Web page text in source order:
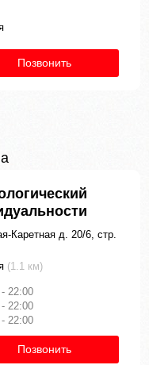
Позвонить
Каретная д. 20/6, стр.
(1.1 км)
22:00
22:00
22:00
Позвонить